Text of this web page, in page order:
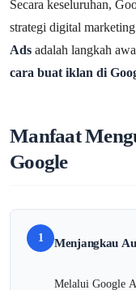
Secara keseluruhan,
strategi digital
Ads adalah langkah
cara buat iklan di
Manfaat
Google
1 Menjangkau
Melalui Google